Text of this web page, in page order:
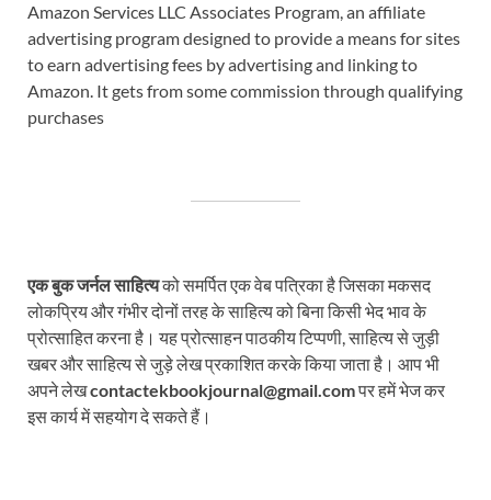
Amazon Services LLC Associates Program, an affiliate
advertising program designed to provide a means for sites
to earn advertising fees by advertising and linking to
Amazon. It gets from some commission through qualifying
purchases
एक बुक जर्नल साहित्यको समर्पित एक वेब पत्रिका है जिसका मकसद
लोकप्रिय और गंभीर दोनों तरह के साहित्य को बिना किसी भेद भाव के
प्रोत्साहित करना है। यह प्रोत्साहन पाठकीय टिप्पणी, साहित्य से जुड़ी
खबर और साहित्य से जुड़े लेख प्रकाशित करके किया जाता है। आप भी
अपने लेखcontactekbookjournal@gmail.comपर हमें भेज कर
इस कार्य में सहयोग दे सकते हैं।